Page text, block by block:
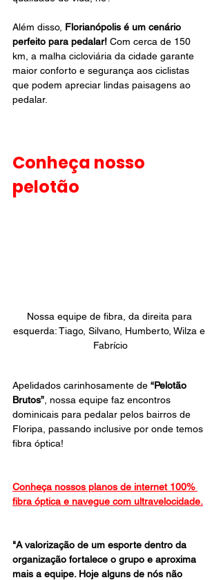
Além disso, Florianópolis é um cenário
perfeito para pedalar! Com cerca de 150
km, a malha cicloviária da cidade garante
maior conforto e segurança aos ciclistas
que podem apreciar lindas paisagens ao
pedalar.
Conheça nosso
pelotão
Nossa equipe de fibra, da direita para
esquerda: Tiago, Silvano, Humberto, Wilza e
Fabrício
Apelidados carinhosamente de “Pelotão
Brutos” , nossa equipe faz encontros
dominicais para pedalar pelos bairros de
Floripa, passando inclusive por onde temos
fibra óptica!
Conheça nossos planos de internet 100%
fibra óptica e navegue com ultravelocidade.
"A valorização de um esporte dentro da
organização fortalece o grupo e aproxima
mais a equipe. Hoje alguns de nós não